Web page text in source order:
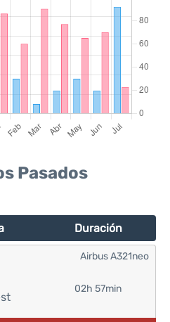
Pasados
Duración
02h 57min
Airbus A321neo